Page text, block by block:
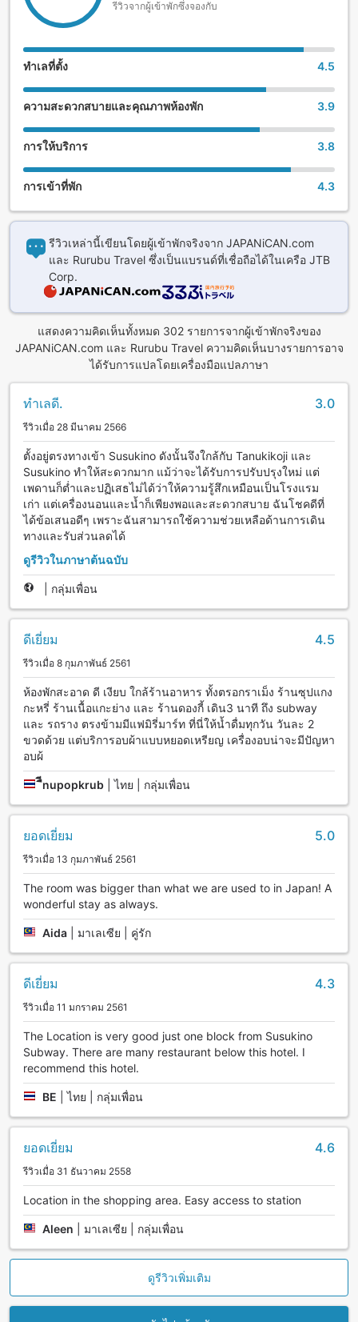
รีวิวจากผู้เข้าพักซึ่งจองกับ
ทำเลที่ตั้ง 4.5
ความสะดวกสบายและคุณภาพห้องพัก 3.9
การให้บริการ 3.8
การเข้าที่พัก 4.3
รีวิวเหล่านี้เขียนโดยผู้เข้าพักจริงจาก JAPANiCAN.com
และ Rurubu Travel ซึ่งเป็นแบรนด์ที่เชื่อถือได้ในเครือ JTB
Corp.
แสดงความคิดเห็นทั้งหมด 302 รายการจากผู้เข้าพักจริงของ
JAPANiCAN.com และ Rurubu Travel ความคิดเห็นบางรายการอาจ
ได้รับการแปลโดยเครื่องมือแปลภาษา
ทำเลดี. 3.0
รีวิวเมื่อ 28 มีนาคม 2566
ตั้งอยู่ตรงทางเข้า Susukino ดังนั้นจึงใกล้กับ Tanukikoji และ
Susukino ทำให้สะดวกมาก แม้ว่าจะได้รับการปรับปรุงใหม่ แต่
เพดานก็ต่ำและปฏิเสธไม่ได้ว่าให้ความรู้สึกเหมือนเป็นโรงแรม
เก่า แต่เครื่องนอนและน้ำก็เพียงพอและสะดวกสบาย ฉันโชคดีที่
ได้ข้อเสนอดีๆ เพราะฉันสามารถใช้ความช่วยเหลือด้านการเดิน
ทางและรับส่วนลดได้
ดูรีวิวในภาษาต้นฉบับ
กลุ่มเพื่อน
ดีเยี่ยม 4.5
รีวิวเมื่อ 8 กุมภาพันธ์ 2561
ห้องพักสะอาด ดี เงียบ ใกล้ร้านอาหาร ทั้งตรอกราเม็ง ร้านซุปแกง
กะหรี่ ร้านเนื้อแกะย่าง และ ร้านดองกี้ เดิน3 นาที ถึง subway
และ รถราง ตรงข้ามมีแฟมิรี่มาร์ท ที่นี่ให้น้ำดื่มทุกวัน วันละ 2
ขวดด้วย แต่บริการอบผ้าแบบหยอดเหรียญ เครื่องอบน่าจะมีปัญหา
อบผ้
ืีnupopkrub |ไทย | กลุ่มเพื่อน
ยอดเยี่ยม 5.0
รีวิวเมื่อ 13 กุมภาพันธ์ 2561
The room was bigger than what we are used to in Japan! A
wonderful stay as always.
Aida มาเลเซีย | คู่รัก
ดีเยี่ยม 4.3
รีวิวเมื่อ 11 มกราคม 2561
The Location is very good just one block from Susukino
Subway. There are many restaurant below this hotel. I
recommend this hotel.
BE |ไทย | กลุ่มเพื่อน
ยอดเยี่ยม 4.6
รีวิวเมื่อ 31 ธันวาคม 2558
Location in the shopping area. Easy access to station
Aleen มาเลเซีย | กลุ่มเพื่อน
ดูรีวิวเพิ่มเติม